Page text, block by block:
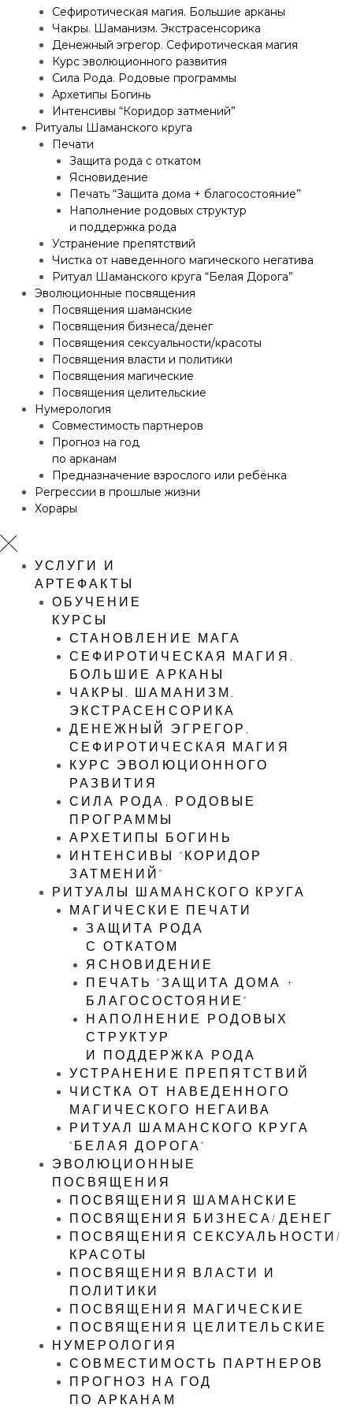
Сефиротическая магия. Большие арканы
Чакры. Шаманизм. Экстрасенсорика
Денежный эгрегор. Сефиротическая магия
Курс эволюционного развития
Сила Рода. Родовые программы
Архетипы Богинь
Интенсивы “Коридор затмений”
Ритуалы Шаманского круга
Печати
Защита рода с откатом
Ясновидение
Печать “Защита дома + благосостояние”
Наполнение родовых структур
и поддержка рода
Устранение препятствий
Чистка от наведенного магического негатива
Ритуал Шаманского круга “Белая Дорога”
Эволюционные посвящения
Посвящения шаманские
Посвящения бизнеса/денег
Посвящения сексуальности/красоты
Посвящения власти и политики
Посвящения магические
Посвящения целительские
Нумерология
Совместимость партнеров
Прогноз на год
по арканам
Предназначение взрослого или ребёнка
Регрессии в прошлые жизни
Хорары
УСЛУГИ И
АРТЕФАКТЫ
ОБУЧЕНИЕ
КУРСЫ
СТАНОВЛЕНИЕ МАГА
СЕФИРОТИЧЕСКАЯ МАГИЯ.
БОЛЬШИЕ АРКАНЫ
ЧАКРЫ. ШАМАНИЗМ.
ЭКСТРАСЕНСОРИКА
ДЕНЕЖНЫЙ ЭГРЕГОР.
СЕФИРОТИЧЕСКАЯ МАГИЯ
КУРС ЭВОЛЮЦИОННОГО
РАЗВИТИЯ
СИЛА РОДА. РОДОВЫЕ
ПРОГРАММЫ
АРХЕТИПЫ БОГИНЬ
ИНТЕНСИВЫ “КОРИДОР
ЗАТМЕНИЙ”
РИТУАЛЫ ШАМАНСКОГО КРУГА
МАГИЧЕСКИЕ ПЕЧАТИ
ЗАЩИТА РОДА
С ОТКАТОМ
ЯСНОВИДЕНИЕ
ПЕЧАТЬ “ЗАЩИТА ДОМА +
БЛАГОСОСТОЯНИЕ”
НАПОЛНЕНИЕ РОДОВЫХ
СТРУКТУР
И ПОДДЕРЖКА РОДА
УСТРАНЕНИЕ ПРЕПЯТСТВИЙ
ЧИСТКА ОТ НАВЕДЕННОГО
МАГИЧЕСКОГО НЕГАИВА
РИТУАЛ ШАМАНСКОГО КРУГА
“БЕЛАЯ ДОРОГА”
ЭВОЛЮЦИОННЫЕ
ПОСВЯЩЕНИЯ
ПОСВЯЩЕНИЯ ШАМАНСКИЕ
ПОСВЯЩЕНИЯ БИЗНЕСА/ДЕНЕГ
ПОСВЯЩЕНИЯ СЕКСУАЛЬНОСТИ/
КРАСОТЫ
ПОСВЯЩЕНИЯ ВЛАСТИ И
ПОЛИТИКИ
ПОСВЯЩЕНИЯ МАГИЧЕСКИЕ
ПОСВЯЩЕНИЯ ЦЕЛИТЕЛЬСКИЕ
НУМЕРОЛОГИЯ
СОВМЕСТИМОСТЬ ПАРТНЕРОВ
ПРОГНОЗ НА ГОД
ПО АРКАНАМ